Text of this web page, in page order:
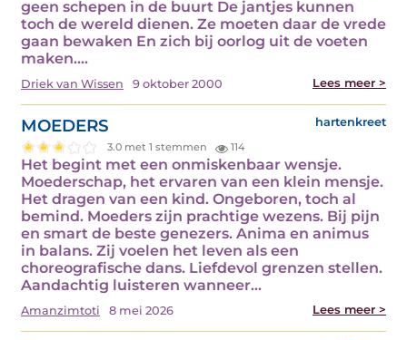
geen schepen in de buurt De jantjes kunnen
toch de wereld dienen. Ze moeten daar de vrede
gaan bewaken En zich bij oorlog uit de voeten
maken.…
Driek van Wissen 9 oktober 2000 Lees meer >
MOEDERS hartenkreet
3.0 met 1 stemmen 114
Het begint met een onmiskenbaar wensje.
Moederschap, het ervaren van een klein mensje.
Het dragen van een kind. Ongeboren, toch al
bemind. Moeders zijn prachtige wezens. Bij pijn
en smart de beste genezers. Anima en animus
in balans. Zij voelen het leven als een
choreografische dans. Liefdevol grenzen stellen.
Aandachtig luisteren wanneer…
Amanzimtoti 8 mei 2026 Lees meer >